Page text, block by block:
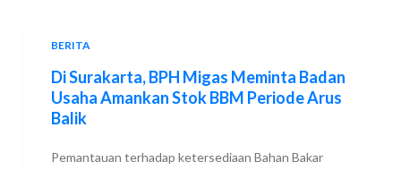
BERITA
Di Surakarta, BPH Migas Meminta Badan
Usaha Amankan Stok BBM Periode Arus
Balik
Pemantauan terhadap ketersediaan Bahan Bakar